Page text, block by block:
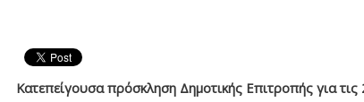
Κατεπείγουσα πρόσκληση Δημοτικής Επιτροπής για τις